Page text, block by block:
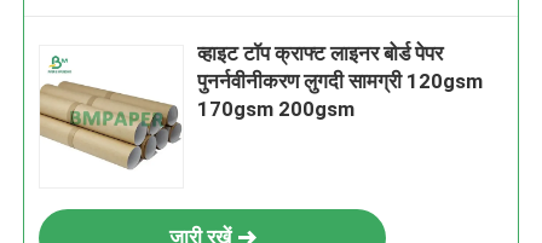
व्हाइट टॉप क्राफ्ट लाइनर बोर्ड पेपर
पुनर्नवीनीकरण लुगदी सामग्री 120gsm
170gsm 200gsm
जारी रखें